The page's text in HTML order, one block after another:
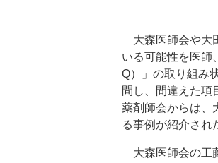
大森医師会や大
いる可能性を医師
Q）」の取り組み
問し、間違えた項
薬剤師会からは、
る事例が紹介され
大森医師会の工